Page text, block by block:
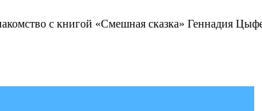
с книгой «Смешная сказка» Геннадия